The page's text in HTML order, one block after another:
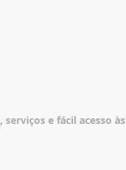
e fácil acesso às